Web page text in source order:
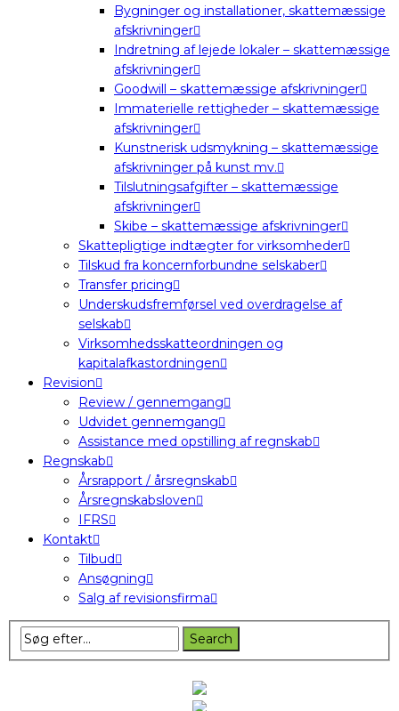
Bygninger og installationer, skattemæssige
afskrivninger
Indretning af lejede lokaler – skattemæssige
afskrivninger
Goodwill – skattemæssige afskrivninger
Immaterielle rettigheder – skattemæssige
afskrivninger
Kunstnerisk udsmykning – skattemæssige
afskrivninger på kunst mv.
Tilslutningsafgifter – skattemæssige
afskrivninger
Skibe – skattemæssige afskrivninger
Skattepligtige indtægter for virksomheder
Tilskud fra koncernforbundne selskaber
Transfer pricing
Underskudsfremførsel ved overdragelse af
selskab
Virksomhedsskatteordningen og
kapitalafkastordningen
Revision
Review / gennemgang
Udvidet gennemgang
Assistance med opstilling af regnskab
Regnskab
Årsrapport / årsregnskab
Årsregnskabsloven
IFRS
Kontakt
Tilbud
Ansøgning
Salg af revisionsfirma